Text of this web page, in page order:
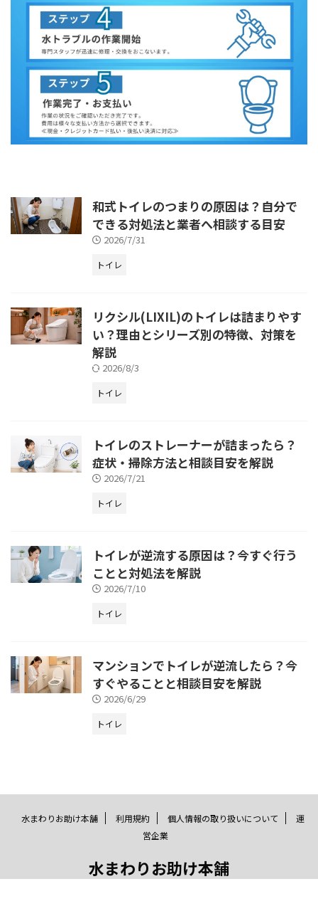
和式トイレのつまりの原因は？自分で
できる対処法と業者へ相談する目安
2026/7/31
トイレ
リクシル(LIXIL)のトイレは詰まりやす
い？理由とシリーズ別の特徴、対策を
解説
2026/8/3
トイレ
トイレのストレーナーが詰まったら？
症状・掃除方法と相談目安を解説
2026/7/21
トイレ
トイレが逆流する原因は？今すぐ行う
ことと対処法を解説
2026/7/10
トイレ
マンションでトイレが逆流したら？今
すぐやることと相談目安を解説
2026/6/29
トイレ
水まわりお助け本舗 利用規約 個人情報の取り扱いについて
運
営企業
水まわりお助け本舗